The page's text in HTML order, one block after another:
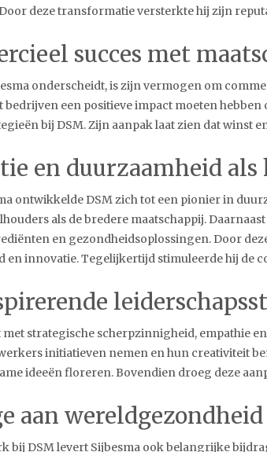
deze transformatie versterkte hij zijn
succes met
onderscheidt, is zijn vermogen om
bedrijven een positieve impact moeten
bij DSM. Zijn aanpak laat zien dat
en duurzaamheid
ontwikkelde DSM zich tot een pionier in
als de bredere maatschappij.
en gezondheidsoplossingen. Door
en innovatie. Tegelijkertijd stimuleerde hij de
met strategische scherpzinnigheid, empathie
initiatieven nemen en hun creativiteit
ideeën floreren. Bovendien droeg deze
aan wereldgezondheid
bij DSM levert Sijbesma ook belangrijke